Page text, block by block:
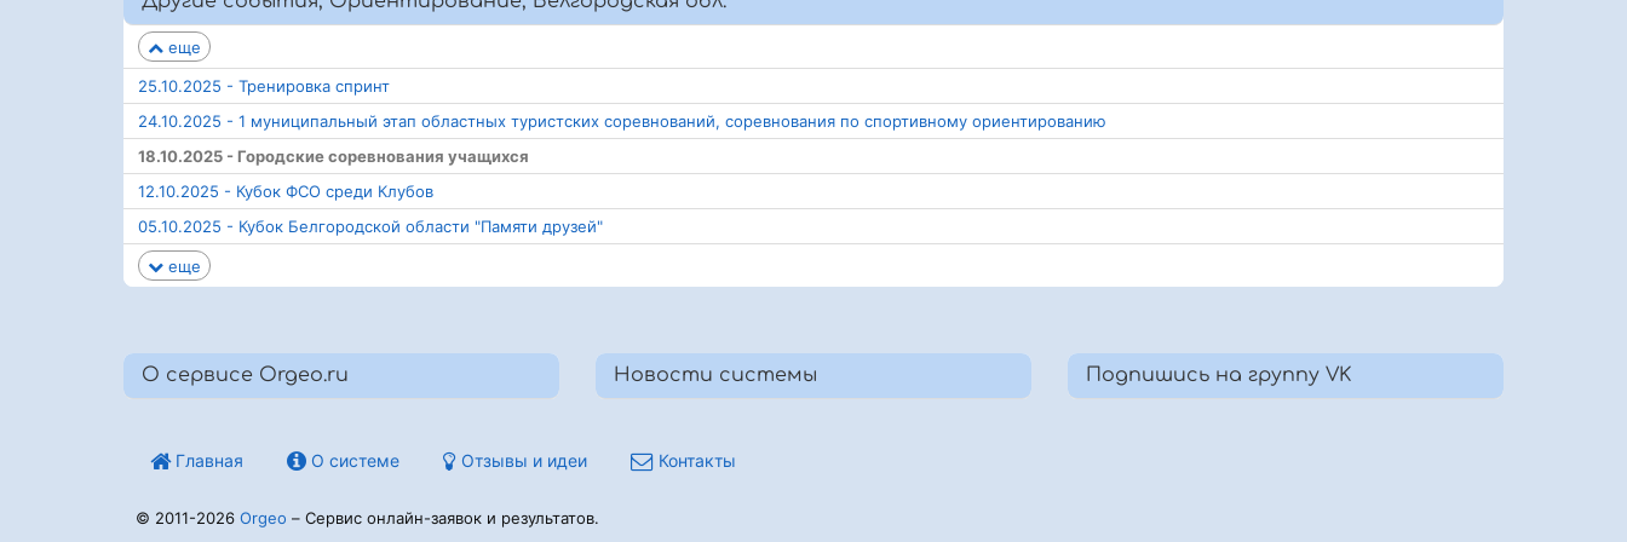
еще
25.10.2025 - Тренировка спринт
24.10.2025 - 1 муниципальный этап областных туристских соревнований, соревнования по спортивному ориентированию
18.10.2025 - Городские соревнования учащихся
12.10.2025 - Кубок ФСО среди Клубов
05.10.2025 - Кубок Белгородской области "Памяти друзей"
еще
О сервисе Orgeo.ru Новости системы Подпишись на группу VK
Главная О системе Отзывы и идеи Контакты
© 2011-2026 Orgeo – Сервис онлайн-заявок и результатов.